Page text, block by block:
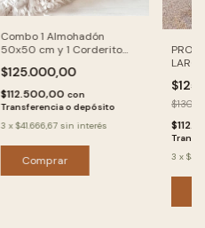
Combo 1 Almohadón
50x50 cm y 1 Corderito
Cuero de Oveja
$125.000,00
$112.500,00 con
Transferencia o depósito
3 x$41.666,67 sin interés
3 x